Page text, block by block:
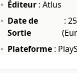
Éditeur : Atlus
Date de
Sortie
:
Plateforme :